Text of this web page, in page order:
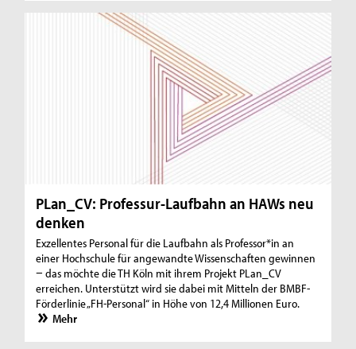
PLan_CV: Professur-Laufbahn an HAWs neu
denken
Exzellentes Personal für die Laufbahn als Professor*in an
einer Hochschule für angewandte Wissenschaften gewinnen
− das möchte die TH Köln mit ihrem Projekt PLan_CV
erreichen. Unterstützt wird sie dabei mit Mitteln der BMBF-
Förderlinie „FH-Personal“ in Höhe von 12,4 Millionen Euro.
Mehr